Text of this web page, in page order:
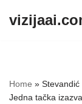
Home »
Jedna tačka